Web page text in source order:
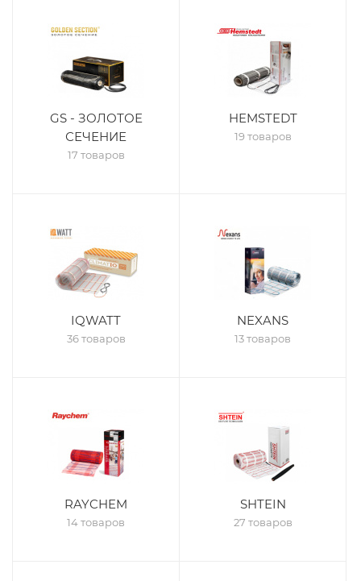
GS - ЗОЛОТОЕ
СЕЧЕНИЕ
17 товаров
HEMSTEDT
19 товаров
IQWATT
36 товаров
NEXANS
13 товаров
RAYCHEM
14 товаров
SHTEIN
27 товаров